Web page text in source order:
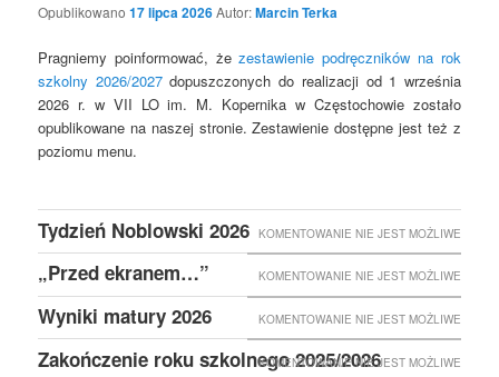
Opublikowano17 lipca 2026Autor:Marcin Terka
Pragniemy poinformować, żezestawienie podręczników na rok
szkolny 2026/2027dopuszczonych do realizacji od 1 września
2026 r. w VII LO im. M. Kopernika w Częstochowie zostało
opublikowane na naszej stronie. Zestawienie dostępne jest też z
poziomu menu.
Tydzień Noblowski 2026 KOMENTOWANIE NIE JEST MOŻLIWE
„Przed ekranem…” KOMENTOWANIE NIE JEST MOŻLIWE
Wyniki matury 2026 KOMENTOWANIE NIE JEST MOŻLIWE
Zakończenie roku szkolnego 2025/2026
KOMENTOWANIE NIE JEST MOŻLIWE